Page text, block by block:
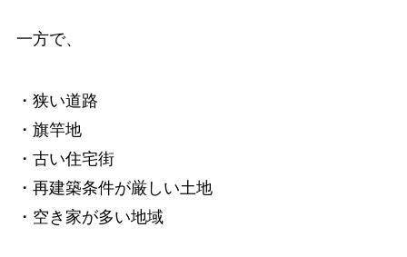
一方で、
・狭い道路
・旗竿地
・古い住宅街
・再建築条件が厳しい土地
・空き家が多い地域